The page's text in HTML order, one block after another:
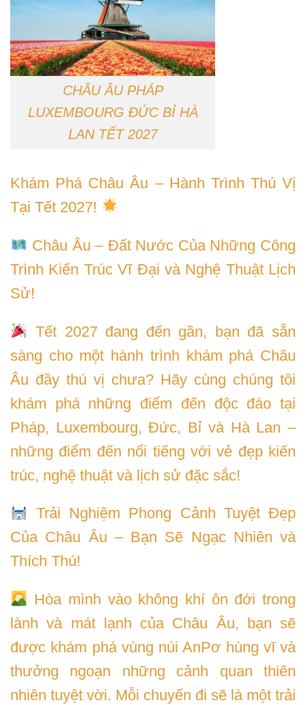
CHÂU ÂU PHÁP
LUXEMBOURG ĐỨC BỈ HÀ
LAN TẾT 2027
Khám Phá Châu Âu – Hành Trình Thú Vị
Tại Tết 2027!
Châu Âu – Đất Nước Của Những Công
Trình Kiến Trúc Vĩ Đại và Nghệ Thuật Lịch
Sử!
Tết 2027 đang đến gần, bạn đã sẵn
sàng cho một hành trình khám phá Châu
Âu đầy thú vị chưa? Hãy cùng chúng tôi
khám phá những điểm đến độc đáo tại
Pháp, Luxembourg, Đức, Bỉ và Hà Lan –
những điểm đến nổi tiếng với vẻ đẹp kiến
trúc, nghệ thuật và lịch sử đặc sắc!
Trải Nghiệm Phong Cảnh Tuyệt Đẹp
Của Châu Âu – Bạn Sẽ Ngạc Nhiên và
Thích Thú!
Hòa mình vào không khí ôn đới trong
lành và mát lạnh của Châu Âu, bạn sẽ
được khám phá vùng núi AnPơ hùng vĩ và
thưởng ngoạn những cảnh quan thiên
nhiên tuyệt vời. Mỗi chuyến đi sẽ là một trải